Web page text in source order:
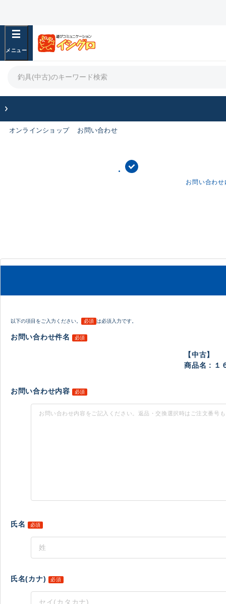
オンラインショップ お問い合わせ
お問い合わ
以下の項目をご入力ください。 必須 は必須入力です。
お問い合わせ件名 必須
【中古】
商品名 : １
お問い合わせ内容 必須
氏名 必須
氏名(カナ) 必須